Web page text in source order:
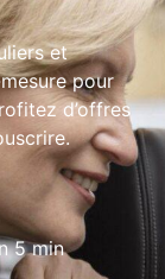
et
pour
d’offres
5 min